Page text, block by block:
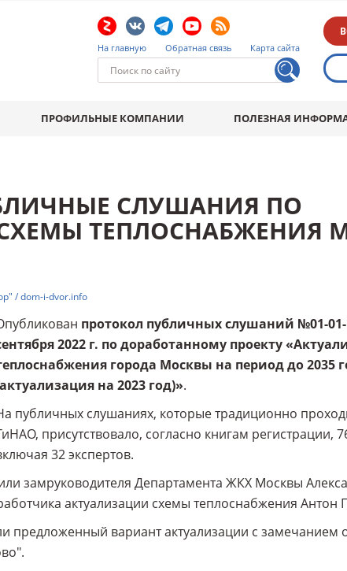
На главную Обратная связь Карта сайта
ПРОФИЛЬНЫЕ КОМПАНИИ ПОЛЕЗНАЯ
СЛУШАНИЯ ПО
ТЕПЛОСНАБЖЕНИЯ
/ dom-i-dvor.info
протокол публичных слушаний №01-01-
2022 г. по доработанному проекту
города Москвы на период до 2035
на 2023 год)».
публичных слушаниях, которые традиционно
присутствовало, согласно книгам регистрации,
32 экспертов.
замруководителя Департамента ЖКХ Москвы
актуализации схемы теплоснабжения Антон
предложенный вариант актуализации с